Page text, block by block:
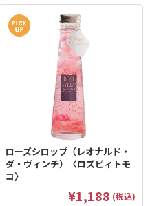
ローズシロップ（レオナルド・
ダ・ヴィンチ）〈ロズビィトモ
コ〉
¥1,188 (税込)